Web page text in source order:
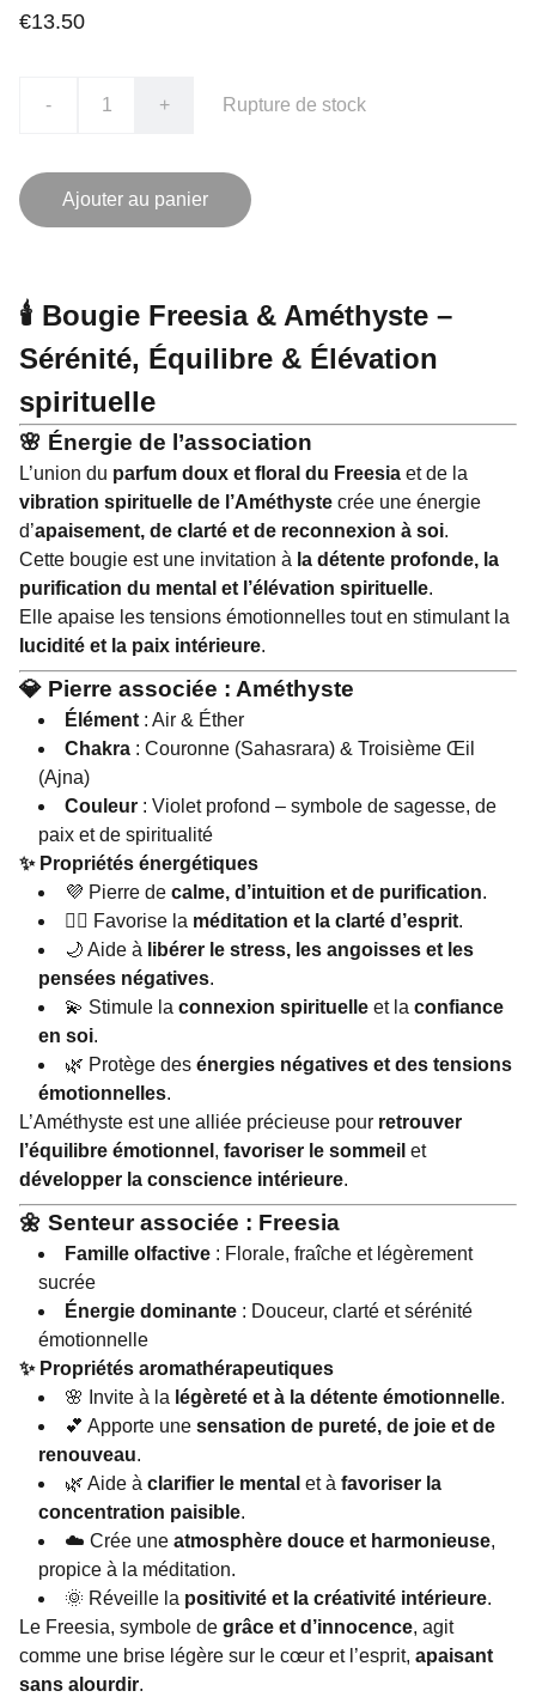
€13.50
- + Rupture de stock
Ajouter au panier
🕯️ Bougie Freesia & Améthyste –
Sérénité, Équilibre & Élévation
spirituelle
🌸 Énergie de l’association
L’union du parfum doux et floral du Freesia et de la
vibration spirituelle de l’Améthyste crée une énergie
d’apaisement, de clarté et de reconnexion à soi.
Cette bougie est une invitation à la détente profonde, la
purification du mental et l’élévation spirituelle.
Elle apaise les tensions émotionnelles tout en stimulant la
lucidité et la paix intérieure.
💎 Pierre associée : Améthyste
Élément : Air & Éther
Chakra : Couronne (Sahasrara) & Troisième Œil
(Ajna)
Couleur : Violet profond – symbole de sagesse, de
paix et de spiritualité
✨ Propriétés énergétiques
💜 Pierre de calme, d’intuition et de purification.
🧘‍♀️ Favorise la méditation et la clarté d’esprit.
🌙 Aide à libérer le stress, les angoisses et les
pensées négatives.
💫 Stimule la connexion spirituelle et la confiance
en soi.
🌿 Protège des énergies négatives et des tensions
émotionnelles.
L’Améthyste est une alliée précieuse pour retrouver
l’équilibre émotionnel , favoriser le sommeil et
développer la conscience intérieure.
🌼 Senteur associée : Freesia
Famille olfactive : Florale, fraîche et légèrement
sucrée
Énergie dominante : Douceur, clarté et sérénité
émotionnelle
✨ Propriétés aromathérapeutiques
🌸 Invite à la légèreté et à la détente émotionnelle.
💕 Apporte une sensation de pureté, de joie et de
renouveau.
🌿 Aide à clarifier le mental et à favoriser la
concentration paisible.
☁️ Crée une atmosphère douce et harmonieuse,
propice à la méditation.
🌞 Réveille la positivité et la créativité intérieure.
Le Freesia, symbole de grâce et d’innocence, agit
comme une brise légère sur le cœur et l’esprit, apaisant
sans alourdir.